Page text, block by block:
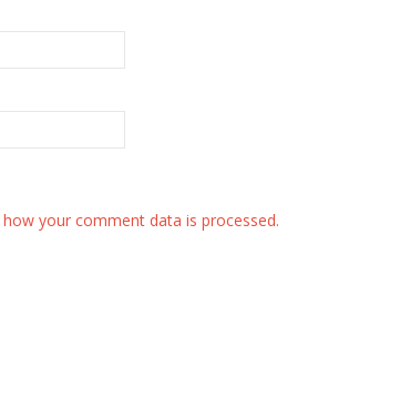
how your comment data is processed.